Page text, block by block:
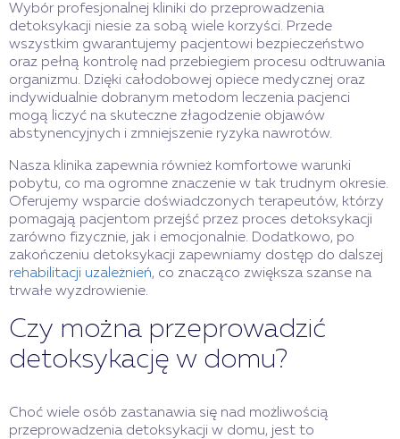
Wybór profesjonalnej kliniki do przeprowadzenia
detoksykacji niesie za sobą wiele korzyści. Przede
wszystkim gwarantujemy pacjentowi bezpieczeństwo
oraz pełną kontrolę nad przebiegiem procesu odtruwania
organizmu. Dzięki całodobowej opiece medycznej oraz
indywidualnie dobranym metodom leczenia pacjenci
mogą liczyć na skuteczne złagodzenie objawów
abstynencyjnych i zmniejszenie ryzyka nawrotów.
Nasza klinika zapewnia również komfortowe warunki
pobytu, co ma ogromne znaczenie w tak trudnym okresie.
Oferujemy wsparcie doświadczonych terapeutów, którzy
pomagają pacjentom przejść przez proces detoksykacji
zarówno fizycznie, jak i emocjonalnie. Dodatkowo, po
zakończeniu detoksykacji zapewniamy dostęp do dalszej
rehabilitacji uzależnień, co znacząco zwiększa szanse na
trwałe wyzdrowienie.
Czy można przeprowadzić
detoksykację w domu?
Choć wiele osób zastanawia się nad możliwością
przeprowadzenia detoksykacji w domu, jest to